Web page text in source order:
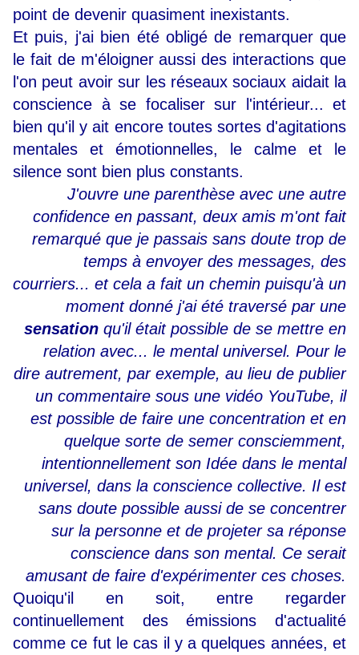
point de devenir quasiment inexistants.
Et puis, j'ai bien été obligé de remarquer que
le fait de m'éloigner aussi des interactions que
l'on peut avoir sur les réseaux sociaux aidait la
conscience à se focaliser sur l'intérieur... et
bien qu'il y ait encore toutes sortes d'agitations
mentales et émotionnelles, le calme et le
silence sont bien plus constants.
J'ouvre une parenthèse avec une autre
confidence en passant, deux amis m'ont fait
remarqué que je passais sans doute trop de
temps à envoyer des messages, des
courriers... et cela a fait un chemin puisqu'à un
moment donné j'ai été traversé par une
sensation qu'il était possible de se mettre en
relation avec... le mental universel. Pour le
dire autrement, par exemple, au lieu de publier
un commentaire sous une vidéo YouTube, il
est possible de faire une concentration et en
quelque sorte de semer consciemment,
intentionnellement son Idée dans le mental
universel, dans la conscience collective. Il est
sans doute possible aussi de se concentrer
sur la personne et de projeter sa réponse
conscience dans son mental. Ce serait
amusant de faire d'expérimenter ces choses.
Quoiqu'il en soit, entre regarder
continuellement des émissions d'actualité
comme ce fut le cas il y a quelques années, et